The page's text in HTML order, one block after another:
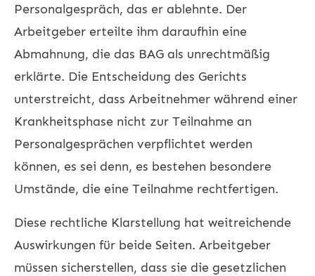
Personalgespräch, das er ablehnte. Der
Arbeitgeber erteilte ihm daraufhin eine
Abmahnung, die das BAG als unrechtmäßig
erklärte. Die Entscheidung des Gerichts
unterstreicht, dass Arbeitnehmer während einer
Krankheitsphase nicht zur Teilnahme an
Personalgesprächen verpflichtet werden
können, es sei denn, es bestehen besondere
Umstände, die eine Teilnahme rechtfertigen.
Diese rechtliche Klarstellung hat weitreichende
Auswirkungen für beide Seiten. Arbeitgeber
müssen sicherstellen, dass sie die gesetzlichen